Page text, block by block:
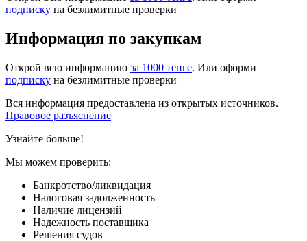
подписку на безлимитные проверки
Информация по закупкам
Открой всю информацию за 1000 тенге. Или оформи
подписку на безлимитные проверки
Вся информация предоставлена из открытых источников.
Правовое разъяснение
Узнайте больше!
Мы можем проверить:
Банкротство/ликвидация
Налоговая задолженность
Наличие лицензий
Надежность поставщика
Решения судов